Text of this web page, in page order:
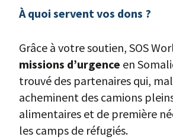
À quoi servent vos dons ?
Grâce à votre soutien, SOS
missions d’urgence en
trouvé des partenaires qui,
acheminent des camions
alimentaires et de première
les camps de réfugiés.